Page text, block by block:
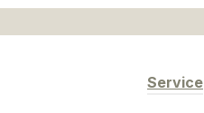
Service